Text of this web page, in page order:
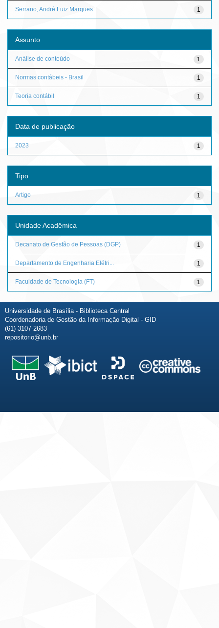
1
Serrano, André Luiz Marques
Assunto
1
Análise de conteúdo
1
Normas contábeis - Brasil
1
Teoria contábil
Data de publicação
1
2023
Tipo
1
Artigo
Unidade Acadêmica
1
Decanato de Gestão de Pessoas (DGP)
1
Departamento de Engenharia Elétri...
1
Faculdade de Tecnologia (FT)
Universidade de Brasília - Biblioteca Central
Coordenadoria de Gestão da Informação Digital - GID
(61) 3107-2683
repositorio@unb.br